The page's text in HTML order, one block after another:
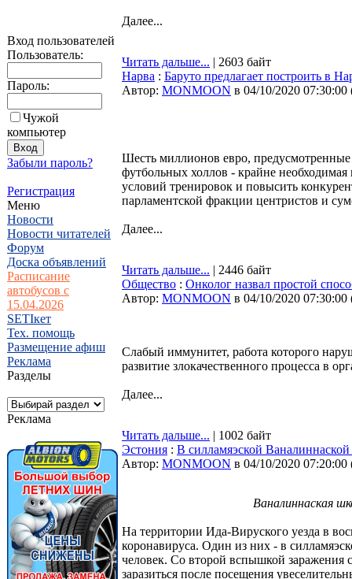
Вход пользователей
Пользователь:
Пароль:
Чужой
компьютер
Забыли пароль?
Регистрация
Меню
Новости
Новости читателей
Форум
Доска объявлений
Расписание
автобусов с
15.04.2026
SETIкет
Тех. помощь
Размещение афиш
Реклама
Разделы
Реклама
Далее...
Читать дальше... | 2603 байт
Нарва : Баруто предлагает построить в
Автор: MONMOON в 04/10/2020 07:30:00
Шесть миллионов евро, предусмотренные
футбольных холлов - крайне
условий тренировок и повысить
парламентской фракции центристов и
Далее...
Читать дальше... | 2446 байт
Общество : Онколог назвал простой
Автор: MONMOON в 04/10/2020 07:30:00
Слабый иммунитет, работа которого
развитие злокачественного процесса в
Далее...
Читать дальше... | 1002 байт
Эстония : В силламяэской
Автор: MONMOON в 04/10/2020 07:20:00
Ваналиннаская
На территории Ида-Вируского уезда в
коронавируса. Один из них - в
человек. Со второй вспышкой заражения
заразиться после посещения